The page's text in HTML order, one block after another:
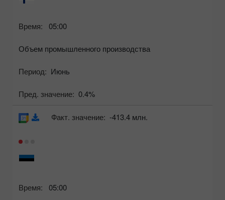
Время: 05:00
Объем промышленного производства
Период: Июнь
Пред. значение: 0.4%
Время: 05:00
Факт. значение: -413.4 млн.